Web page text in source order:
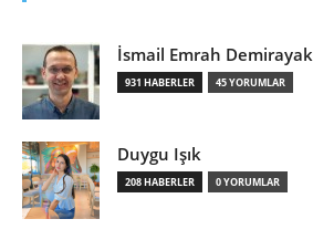
İsmail Emrah Demirayak
931 HABERLER 45 YORUMLAR
Duygu Işık
208 HABERLER 0 YORUMLAR